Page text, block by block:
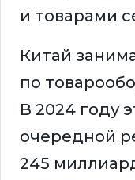
и товарами
Китай
по
В 2024 году
очередной
245